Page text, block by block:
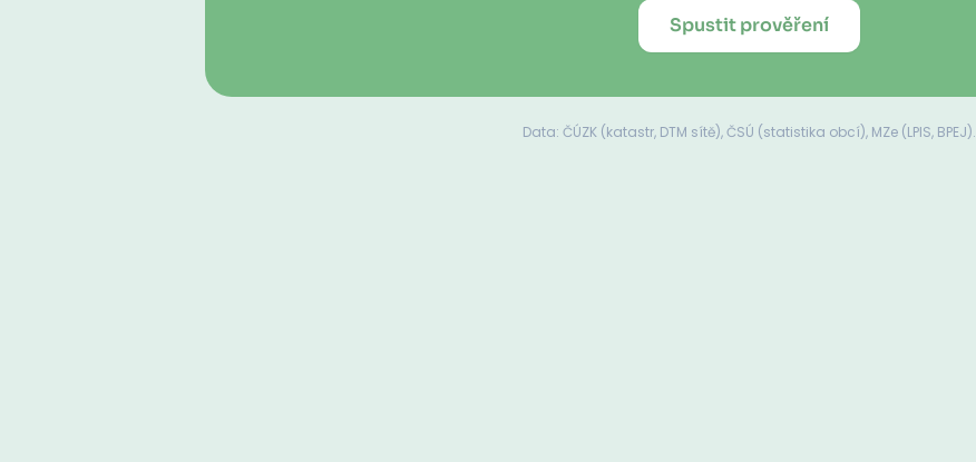
Spustit prověření
Data: ČÚZK (katastr, DTM sítě), ČSÚ (statistika obcí), MZe (LPIS, BPEJ).